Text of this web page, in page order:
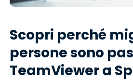
Scopri perché
persone sono
TeamViewer a